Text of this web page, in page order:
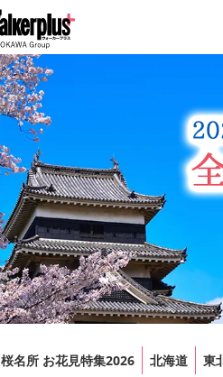
桜名所 お花見特集2026 北海道 東